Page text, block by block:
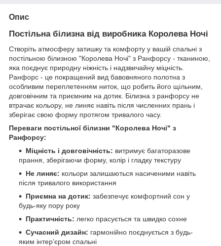
Опис
Постільна білизна від виробника Королева Ночі
Створіть атмосферу затишку та комфорту у вашій спальні з
постільною білизною "Королева Ночі" з Ранфорсу - тканиною,
яка поєднує природну ніжність і надзвичайну міцність.
Ранфорс - це покращений вид бавовняного полотна з
особливим переплетенням ниток, що робить його щільним,
довговічним та приємним на дотик. Білизна з ранфорсу не
втрачає кольору, не линяє навіть після численних прань і
зберігає свою форму протягом тривалого часу.
Переваги постільної білизни "Королева Ночі" з
Ранфорсу:
Міцність і довговічність: витримує багаторазове
прання, зберігаючи форму, колір і гладку текстуру
Не линяє: кольори залишаються насиченими навіть
після тривалого використання
Приємна на дотик: забезпечує комфортний сон у
будь-яку пору року
Практичність: легко прасується та швидко сохне
Сучасний дизайн: гармонійно поєднується з будь-
яким інтер’єром спальні